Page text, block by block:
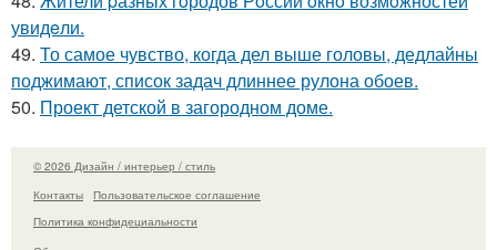
увидeли.
49. То самое чувство, когда дел выше головы, дедлайны
поджимают, список задач длиннее рулона обоев.
50. Проект детской в загородном доме.
© 2026 Дизайн / интерьер / стиль
Контакты
Пользовательское соглашение
Политика конфидециальности